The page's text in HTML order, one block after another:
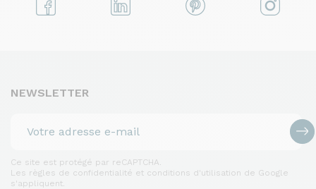
NEWSLETTER
Ce site est protégé par reCAPTCHA.
Les règles de confidentialité et conditions d'utilisation de Google
s'appliquent.